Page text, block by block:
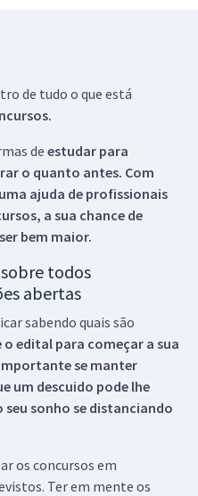
de tudo o que está
de estudar para
o quanto antes. Com
ajuda de profissionais
a sua chance de
bem maior.
todos
abertas
sabendo quais são
edital para começar a sua
se manter
um descuido pode lhe
seu sonho se distanciando
os concursos em
Ter em mente os